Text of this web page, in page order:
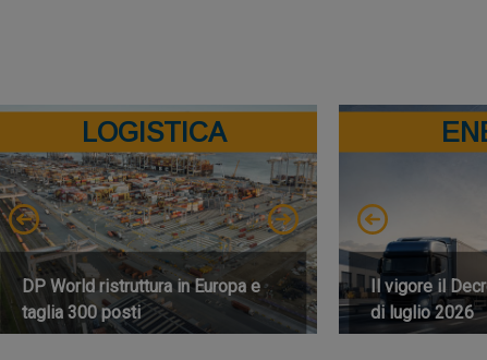
LOGISTICA
DP World ristruttura in Europa e
taglia 300 posti
Il vigore il
di luglio 2026